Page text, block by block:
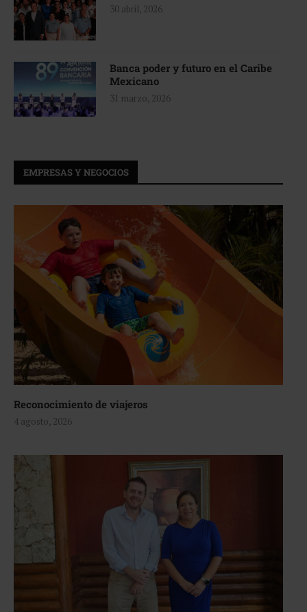
30 abril, 2026
Banca poder y futuro en el Caribe
Mexicano
31 marzo, 2026
EMPRESAS Y NEGOCIOS
Reconocimiento de viajeros
4 agosto, 2026